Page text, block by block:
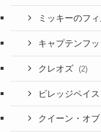
ミッキーのフ
キャプテンフ
クレオズ (2)
ビレッジペイ
クイーン・オ